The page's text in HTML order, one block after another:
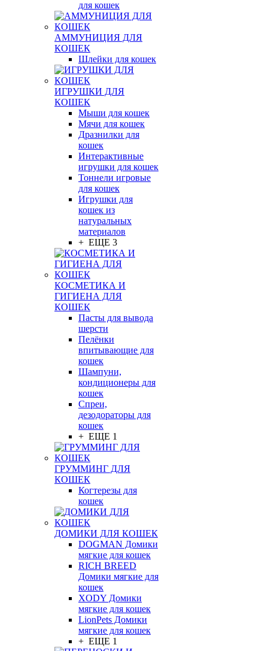
для кошек
АММУНИЦИЯ ДЛЯ
КОШЕК
Шлейки для кошек
ИГРУШКИ ДЛЯ
КОШЕК
Мыши для кошек
Мячи для кошек
Дразнилки для
кошек
Интерактивные
игрушки для кошек
Тоннели игровые
для кошек
Игрушки для
кошек из
натуральных
материалов
+ ЕЩЕ 3
КОСМЕТИКА И
ГИГИЕНА ДЛЯ
КОШЕК
Пасты для вывода
шерсти
Пелёнки
впитывающие для
кошек
Шампуни,
кондиционеры для
кошек
Спреи,
дезодораторы для
кошек
+ ЕЩЕ 1
ГРУММИНГ ДЛЯ
КОШЕК
Когтерезы для
кошек
ДОМИКИ ДЛЯ КОШЕК
DOGMAN Домики
мягкие для кошек
RICH BREED
Домики мягкие для
кошек
XODY Домики
мягкие для кошек
LionPets Домики
мягкие для кошек
+ ЕЩЕ 1